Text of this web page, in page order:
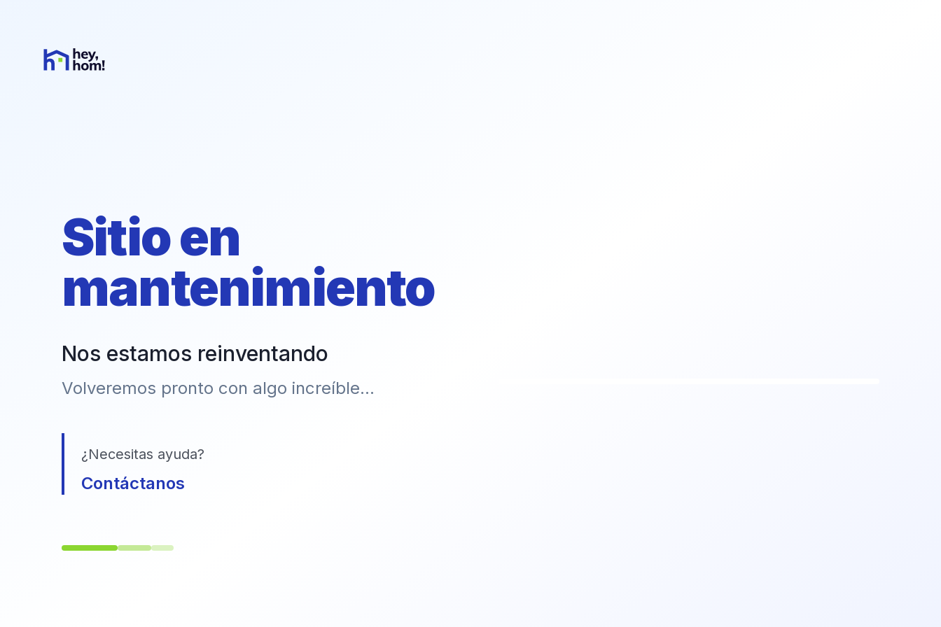
Sitio en
mantenimiento
Nos estamos reinventando
Volveremos pronto con algo increíble...
¿Necesitas ayuda?
Contáctanos